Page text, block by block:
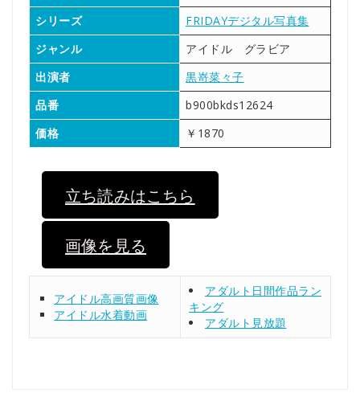
シリーズ
FRIDAYデジタル写真集
ジャンル
アイドル グラビア
出演者
黒嵜菜々子
品番
b900bkds12624
価格
￥1870
立ち読みはこちら
画像を見る
アイドル高画質画像
アイドル水着動画
アダルト日間作品ラン
キング
アダルト見放題